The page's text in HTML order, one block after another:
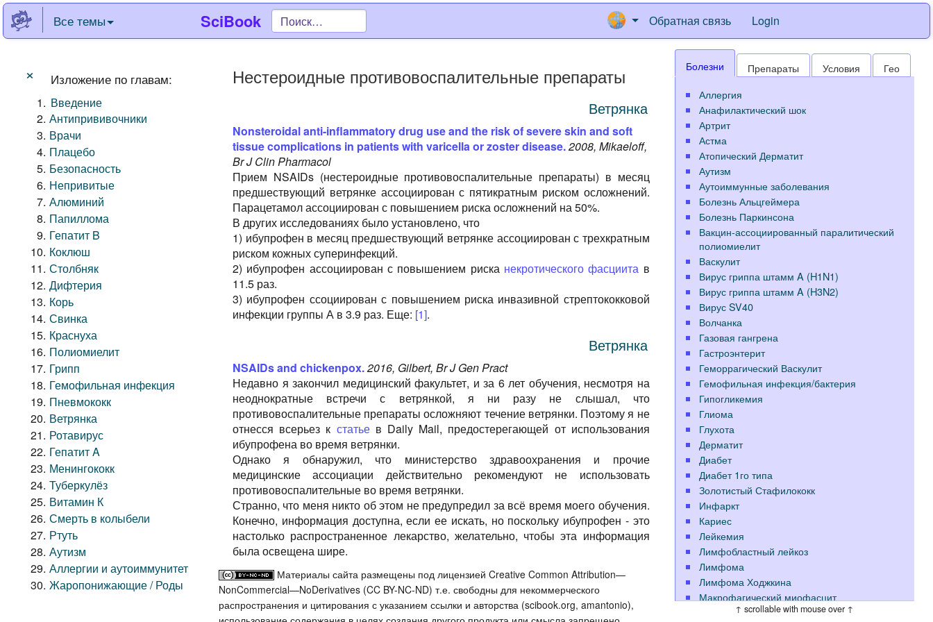
Все темы SciBook Обратная связь Login
× Изложение по главам:
Введение
Антипрививочники
Врачи
Плацебо
Безопасность
Непривитые
Алюминий
Папиллома
Гепатит B
Коклюш
Столбняк
Дифтерия
Корь
Свинка
Краснуха
Полиомиелит
Грипп
Гемофильная инфекция
Пневмококк
Ветрянка
Ротавирус
Гепатит A
Менингококк
Туберкулёз
Витамин К
Смерть в колыбели
Ртуть
Аутизм
Аллергии и аутоиммунитет
Жаропонижающие / Роды
Нестероидные противовоспалительные препараты
Ветрянка
Nonsteroidal anti-inflammatory drug use and the risk of severe skin and soft
tissue complications in patients with varicella or zoster disease.2008, Mikaeloff,
Br J Clin Pharmacol
Прием NSAIDs (нестероидные противовоспалительные препараты) в месяц
предшествующий ветрянке ассоциирован с пятикратным риском осложнений.
Парацетамол ассоциирован с повышением риска осложнений на 50%.
В других исследованиях было установлено, что
1) ибупрофен в месяц предшествующий ветрянке ассоциирован с трехкратным
риском кожных суперинфекций.
2) ибупрофен ассоциирован с повышением риска некротического фасциита в
11.5 раз.
3) ибупрофен ссоциирован с повышением риска инвазивной стрептококковой
инфекции группы А в 3.9 раз. Еще: [1].
Ветрянка
NSAIDs and chickenpox.2016, Gilbert, Br J Gen Pract
Недавно я закончил медицинский факультет, и за 6 лет обучения, несмотря на
неоднократные встречи с ветрянкой, я ни разу не слышал, что
противовоспалительные препараты осложняют течение ветрянки. Поэтому я не
отнесся всерьез к статьев Daily Mail, предостерегающей от использования
ибупрофена во время ветрянки.
Однако я обнаружил, что министерство здравоохранения и прочие
медицинские ассоциации действительно рекомендуют не использовать
противовоспалительные во время ветрянки.
Странно, что меня никто об этом не предупредил за всё время моего обучения.
Конечно, информация доступна, если ее искать, но поскольку ибупрофен - это
настолько распространенное лекарство, желательно, чтобы эта информация
была освещена шире.
Материалы сайта размещены под лицензией Creative Common Attribution—
NonCommercial—NoDerivatives (CC BY-NC-ND) т.е. свободны для некоммерческого
распространения и цитирования с указанием ссылки и авторства (scibook.org, amantonio),
Болезни Препараты Условия
Гео
Аллергия
Анафилактический шок
Артрит
Астма
Атопический Дерматит
Аутизм
Аутоиммунные заболевания
Болезнь Альцгеймера
Болезнь Паркинсона
Вакцин-ассоциированный паралитический
полиомиелит
Васкулит
Вирус гриппа штамм A (H1N1)
Вирус гриппа штамм A (H3N2)
Вирус SV40
Волчанка
Газовая гангрена
Гастроэнтерит
Геморрагический Васкулит
Гемофильная инфекция/бактерия
Гипогликемия
Глиома
Глухота
Дерматит
Диабет
Диабет 1го типа
Золотистый Стафилококк
Инфаркт
Кариес
Лейкемия
Лимфобластный лейкоз
Лимфома
Лимфома Ходжкина
Макрофагический миофасцит
Меланома↑ scrollable with mouse over ↑